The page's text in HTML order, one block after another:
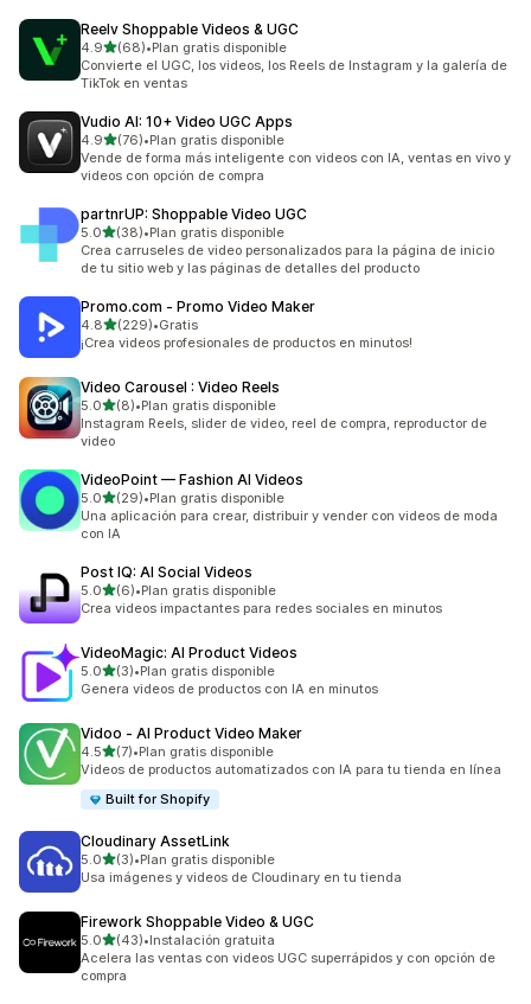
Reelv Shoppable Videos & UGC
4.9de 5 estrellas
(68)
68 reseñas en total
•Plan gratis disponible
Convierte el UGC, los videos, los Reels de Instagram y la galería de
TikTok en ventas
Vudio AI: 10+ Video UGC Apps
4.9de 5 estrellas
(76)
76 reseñas en total
•Plan gratis disponible
Vende de forma más inteligente con videos con IA, ventas en vivo y
videos con opción de compra
partnrUP: Shoppable Video UGC
5.0de 5 estrellas
(38)
38 reseñas en total
•Plan gratis disponible
Crea carruseles de video personalizados para la página de inicio
de tu sitio web y las páginas de detalles del producto
Promo.com ‑ Promo Video Maker
4.8de 5 estrellas
(229)
229 reseñas en total
•Gratis
¡Crea videos profesionales de productos en minutos!
Video Carousel : Video Reels
5.0de 5 estrellas
(8)
8 reseñas en total
•Plan gratis disponible
Instagram Reels, slider de video, reel de compra, reproductor de
video
VideoPoint — Fashion AI Videos
5.0de 5 estrellas
(29)
29 reseñas en total
•Plan gratis disponible
Una aplicación para crear, distribuir y vender con videos de moda
con IA
Post IQ: AI Social Videos
5.0de 5 estrellas
(6)
6 reseñas en total
•Plan gratis disponible
Crea videos impactantes para redes sociales en minutos
VideoMagic: AI Product Videos
5.0de 5 estrellas
(3)
3 reseñas en total
•Plan gratis disponible
Genera videos de productos con IA en minutos
Vidoo ‑ AI Product Video Maker
4.5de 5 estrellas
(7)
7 reseñas en total
•Plan gratis disponible
Videos de productos automatizados con IA para tu tienda en línea
Built for Shopify
Cloudinary AssetLink
5.0de 5 estrellas
(3)
3 reseñas en total
•Plan gratis disponible
Usa imágenes y videos de Cloudinary en tu tienda
Firework Shoppable Video & UGC
5.0de 5 estrellas
(43)
43 reseñas en total
•Instalación gratuita
Acelera las ventas con videos UGC superrápidos y con opción de
compra